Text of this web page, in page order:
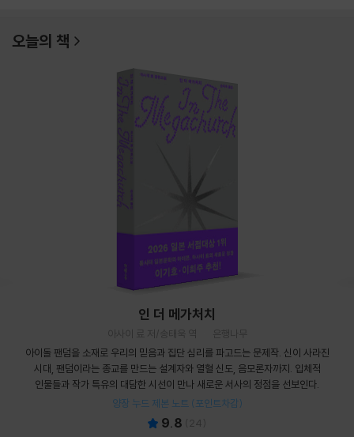
오늘의 책
인 더 메가처치
아사이 료 저/송태욱 역
은행나무
아이돌 팬덤을 소재로 우리의 믿음과 집단 심리를 파고드는 문제작. 신이 사라진
시대, 팬덤이라는 종교를 만드는 설계자와 열혈 신도, 음모론자까지. 입체적
인물들과 작가 특유의 대담한 시선이 만나 새로운 서사의 정점을 선보인다.
양장 누드 제본 노트 (포인트차감)
9.8 24